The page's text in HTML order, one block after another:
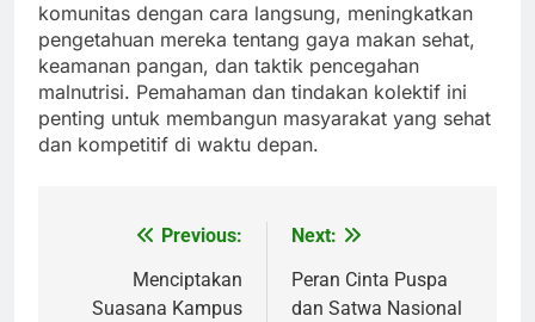
komunitas dengan cara langsung, meningkatkan
pengetahuan mereka tentang gaya makan sehat,
keamanan pangan, dan taktik pencegahan
malnutrisi. Pemahaman dan tindakan kolektif ini
penting untuk membangun masyarakat yang sehat
dan kompetitif di waktu depan.
navigation
Previous:
Menciptakan
Suasana Kampus
Next:
Peran Cinta Puspa
dan Satwa Nasional